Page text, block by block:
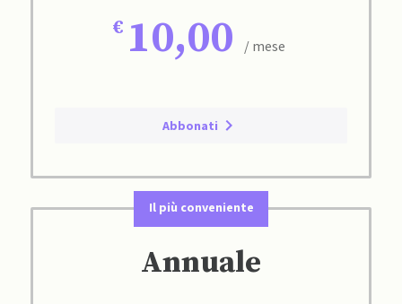
10,00 / mese
Abbonati
Il più conveniente
Annuale